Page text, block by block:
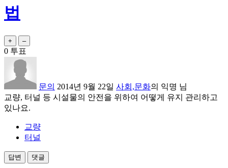
법
0 투표
문의 2014년 9월 22일 사회,문화의 익명 님
교량, 터널 등 시설물의 안전을 위하여 어떻게 유지 관리하고
있나요.
교량
터널